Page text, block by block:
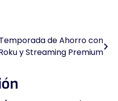
Temporada de Ahorro con
y Streaming Premium